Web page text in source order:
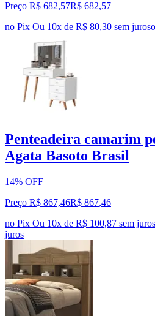
Preço R$ 682,57R$ 682,57
no Pix Ou 10x de R$ 80,30 sem juros
Penteadeira camarim
Agata Basoto Brasil
14% OFF
Preço R$ 867,46R$ 867,46
no Pix Ou 10x de R$ 100,87 sem juros
juros